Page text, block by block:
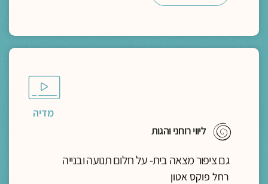
מדיה
ליווי רוחני והגות
גם ציפור מצאה בית- על חלום תנועה ובנייה
רחל פוקס אטון